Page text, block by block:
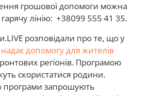
грошової допомоги можна
лінію: +38099 555 41 35.
розповідали про те, що у
надає допомогу для жителів
регіонів. Програмою
скористатися родини.
програми запрошують